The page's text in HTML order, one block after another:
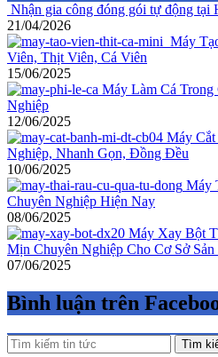
Nhận gia công đóng gói tự động tại
21/04/2026
Máy
Viên, Thịt Viên, Cá Viên
15/06/2025
Máy Làm Cá Trong
Nghiệp
12/06/2025
Máy
Nghiệp, Nhanh Gọn, Đồng Đều
10/06/2025
Máy
Chuyên Nghiệp Hiện Nay
08/06/2025
Máy Xay Bột
Mịn Chuyên Nghiệp Cho Cơ Sở
07/06/2025
Bình luận trên
Tìm